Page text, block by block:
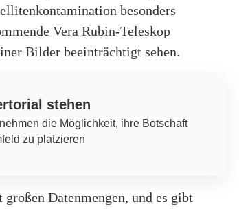
besonders
Vera Rubin-Teleskop
Bilder beeinträchtigt sehen.
stehen
die Möglichkeit, ihre Botschaft
zu platzieren
Datenmengen, und es gibt